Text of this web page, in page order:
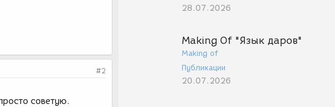
28.07.2026
Making Of "Язык даров"
Making of
Публикации
20.07.2026
#2
советую.